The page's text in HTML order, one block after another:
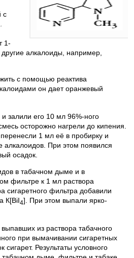
с
1-
алкалоиды, например,
с помощью реактива
он дает оранжевый
залили его 10 мл 96%-ного
осторожно нагрели до кипения.
1 мл её в пробирку и
алкалоидов. При этом появился
осадок.
в табачном дыме и в
фильтре к 1 мл раствора
сигаретного фильтра добавили
К[ВiI4]. При этом выпали ярко-
из раствора табачного
при вымачивании сигаретных
Результаты условного